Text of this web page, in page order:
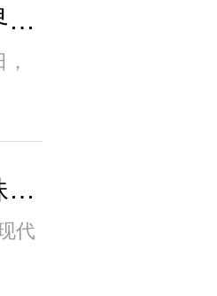
辣妹子携手湖南航空开启跨界新篇章 共同向
湖南省委书记沈晓明调研辣妹子，寄语让湖南
代